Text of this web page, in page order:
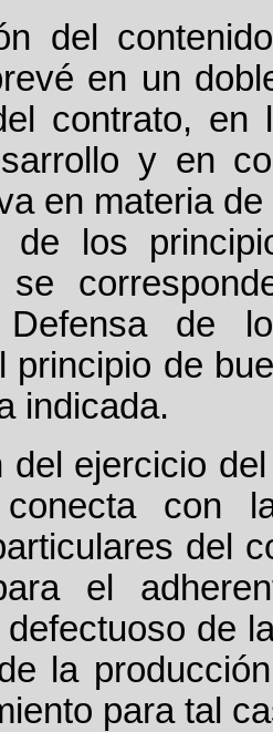
del
en un
contrato,
y en
en materia
de los
se
de
principio de
indicada.
del ejercicio
con
del
el
de
la
para tal